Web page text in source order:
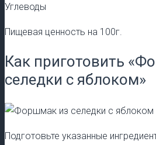
Углеводы
Пищевая ценность на 100г.
Как приготовить
селедки с яблоком»
Подготовьте указанные